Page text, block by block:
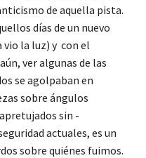
de aquella pista.
días de un nuevo
vio la luz) y con el
ver algunas de las
se agolpaban en
sobre ángulos
sin -
actuales, es un
sobre quiénes fuimos.